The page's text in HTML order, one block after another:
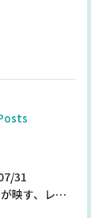
31
夏ドラマが映す、レールなき時代のライフデザイン